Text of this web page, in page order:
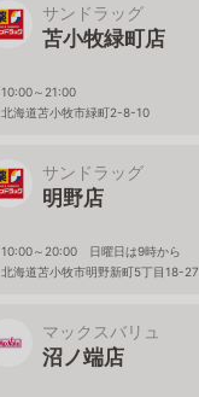
サンドラッグ
苫小牧緑町店
10:00～21:00
北海道苫小牧市緑町2-8-10
サンドラッグ
明野店
10:00～20:00 日曜日は9時から
北海道苫小牧市明野新町5丁目18-27
マックスバリュ
沼ノ端店